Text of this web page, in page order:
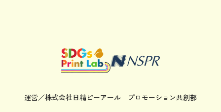
運営／株式会社日精ピーアール プロモーション共創部